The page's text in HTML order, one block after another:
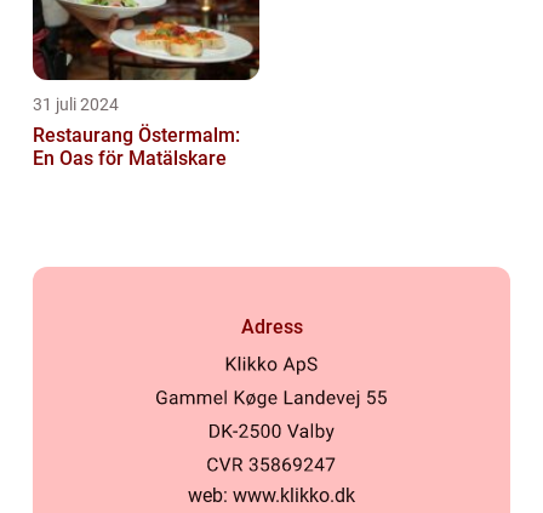
31 juli 2024
Restaurang Östermalm:
En Oas för Matälskare
Adress
web: www.klikko.dk